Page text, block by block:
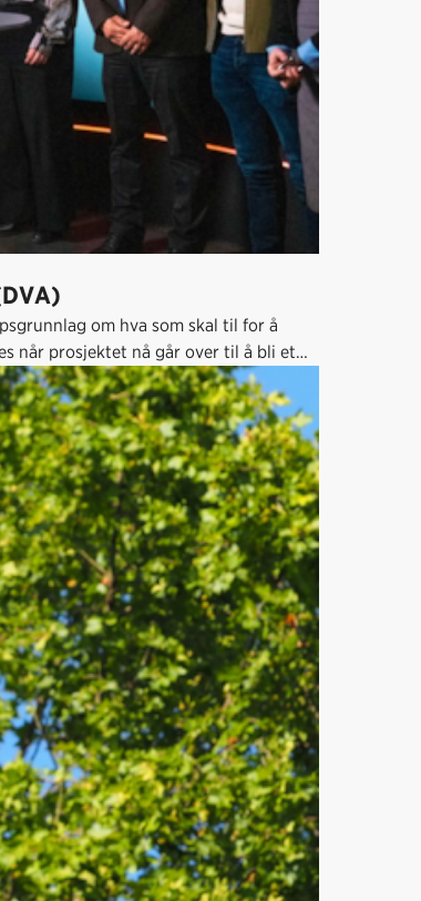
om hva som skal til for å
når prosjektet nå går over til å bli et